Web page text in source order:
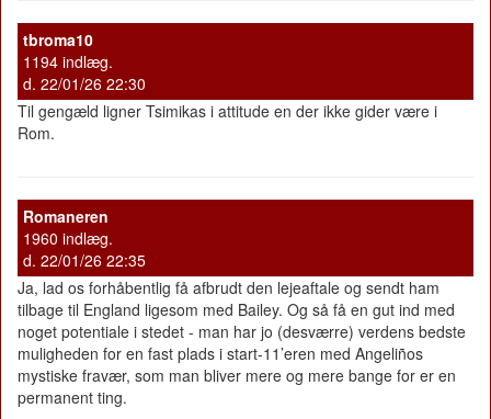
tbroma10
1194 indlæg.
d. 22/01/26 22:30
Til gengæld ligner Tsimikas i attitude en der ikke gider være i
Rom.
Romaneren
1960 indlæg.
d. 22/01/26 22:35
Ja, lad os forhåbentlig få afbrudt den lejeaftale og sendt ham
tilbage til England ligesom med Bailey. Og så få en gut ind med
noget potentiale i stedet - man har jo (desværre) verdens bedste
muligheden for en fast plads i start-11’eren med Angeliños
mystiske fravær, som man bliver mere og mere bange for er en
permanent ting.